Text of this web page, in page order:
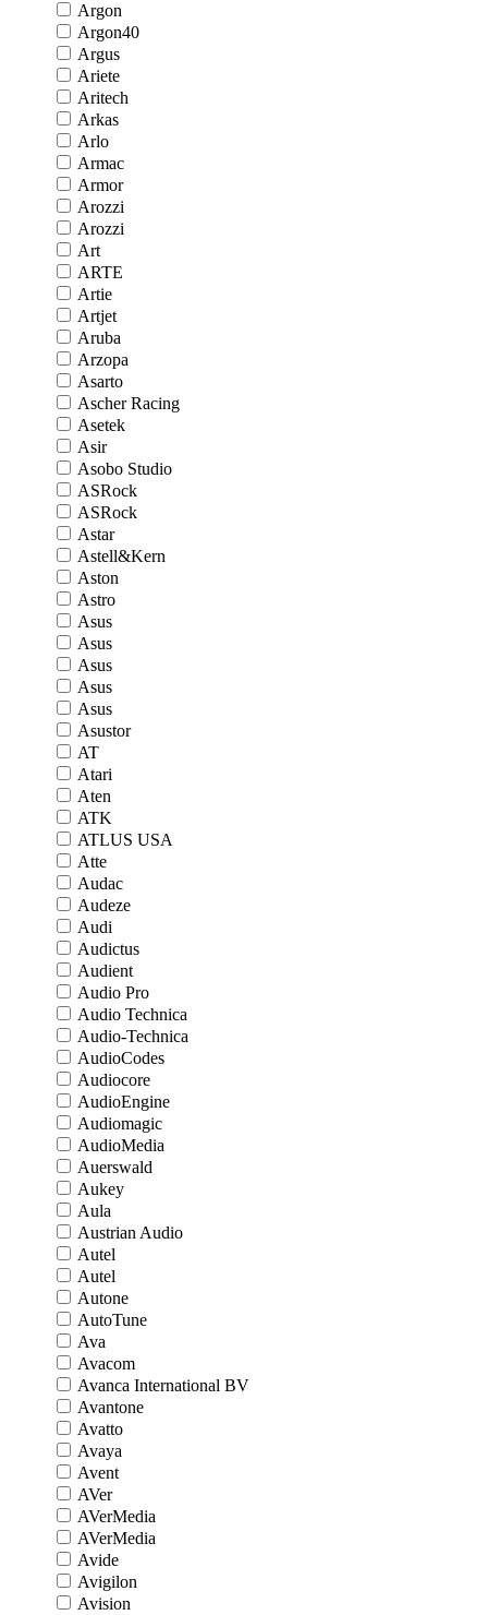
Argon
Argon40
Argus
Ariete
Aritech
Arkas
Arlo
Armac
Armor
Arozzi
Arozzi
Art
ARTE
Artie
Artjet
Aruba
Arzopa
Asarto
Ascher Racing
Asetek
Asir
Asobo Studio
ASRock
ASRock
Astar
Astell&Kern
Aston
Astro
Asus
Asus
Asus
Asus
Asus
Asustor
AT
Atari
Aten
ATK
ATLUS USA
Atte
Audac
Audeze
Audi
Audictus
Audient
Audio Pro
Audio Technica
Audio-Technica
AudioCodes
Audiocore
AudioEngine
Audiomagic
AudioMedia
Auerswald
Aukey
Aula
Austrian Audio
Autel
Autel
Autone
AutoTune
Ava
Avacom
Avanca International BV
Avantone
Avatto
Avaya
Avent
AVer
AVerMedia
AVerMedia
Avide
Avigilon
Avision